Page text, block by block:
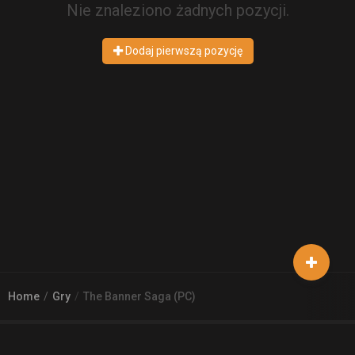
Nie znaleziono żadnych pozycji.
Dodaj pierwszą pozycję
Home Gry The Banner Saga (PC)